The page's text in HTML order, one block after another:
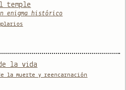
temple
enigma histórico
la vida
la muerte y reencarnación